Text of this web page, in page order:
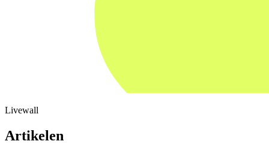
Livewall
Artikelen